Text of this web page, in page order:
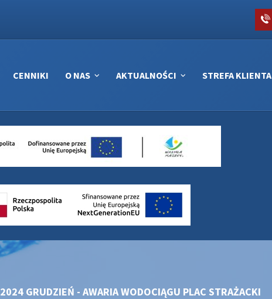
CENNIKI O NAS AKTUALNOŚCI STREFA KLIENTA
2024 GRUDZIEŃ - AWARIA WODOCIĄGU PLAC STRAŻACKI